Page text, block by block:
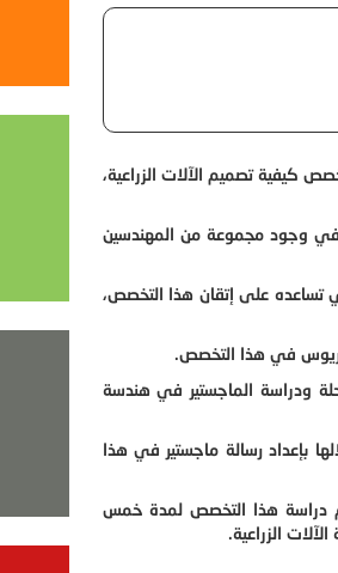
كيفية تصميم الآلات الزراعية،
في وجود مجموعة من المهندسين
تساعده على إتقان هذا التخصص،
في هذا التخصص.
ودراسة الماجستير في هندسة
بإعداد رسالة ماجستير في هذا
ثم دراسة هذا التخصص لمدة خمس
الزراعية.